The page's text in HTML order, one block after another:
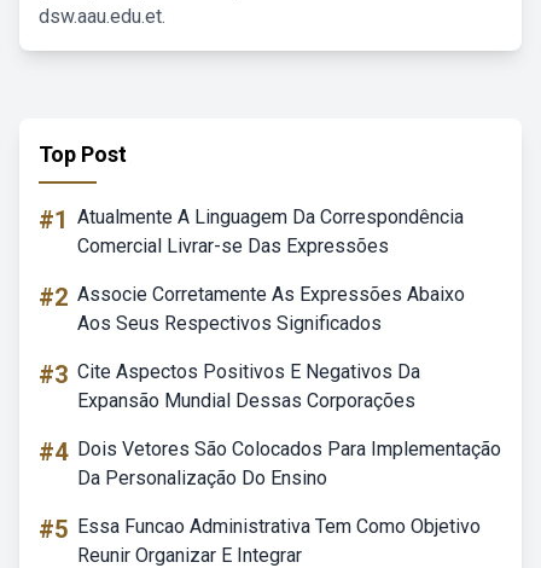
dsw.aau.edu.et.
Top Post
#1 Atualmente A Linguagem Da Correspondência
Comercial Livrar-se Das Expressões
#2 Associe Corretamente As Expressões Abaixo
Aos Seus Respectivos Significados
#3 Cite Aspectos Positivos E Negativos Da
Expansão Mundial Dessas Corporações
#4 Dois Vetores São Colocados Para Implementação
Da Personalização Do Ensino
#5 Essa Funcao Administrativa Tem Como Objetivo
Reunir Organizar E Integrar